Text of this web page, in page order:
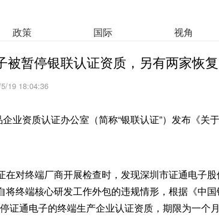
政策 国际 视角
被暂停银联认证资质，另有两家恢复
19 18:04:36
业资质认证办公室（简称“银联认证”）发布《关
对终端厂商开展检查时，发现深圳市证通电子股
将终端核心研发工作外包的违规情形，根据《中
证通电子的终端生产企业认证资质，期限为一个